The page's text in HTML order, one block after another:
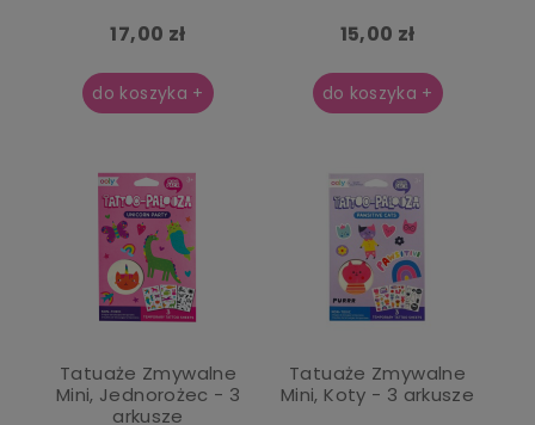
17,00 zł
do koszyka +
15,00 zł
do koszyka +
Tatuaże Zmywalne
Mini, Jednorożec - 3
arkusze
Tatuaże Zmywalne
Mini, Koty - 3 arkusze